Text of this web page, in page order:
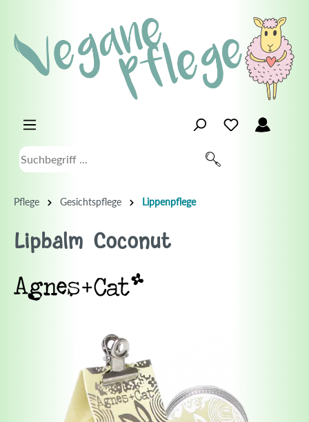
Pflege Gesichtspflege Lippenpflege
Lipbalm Coconut